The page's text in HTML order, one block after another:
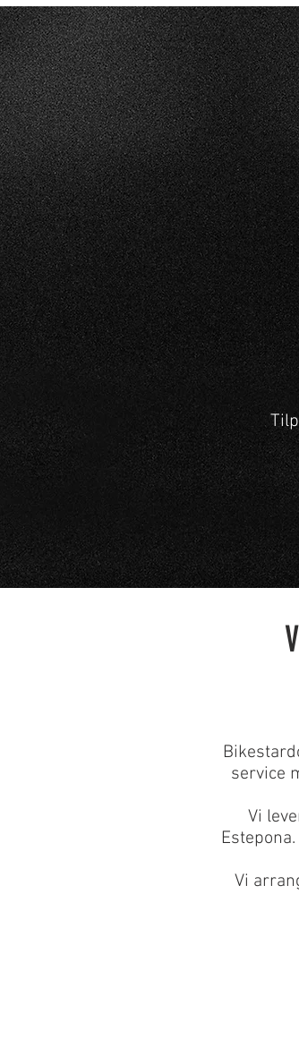
service
Vi
Vi